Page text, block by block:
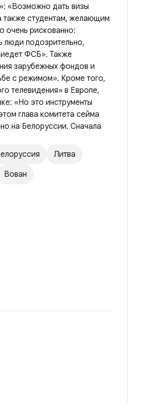
«Возможно дать визы
также студентам, желающим
очень рискованно:
люди подозрительно,
ФСБ». Также
зарубежных фондов и
с режимом». Кроме того,
телевидения» в Европе,
«Но это инструменты
глава комитета сейма
на Белоруссии. Сначала
Литва
Вован